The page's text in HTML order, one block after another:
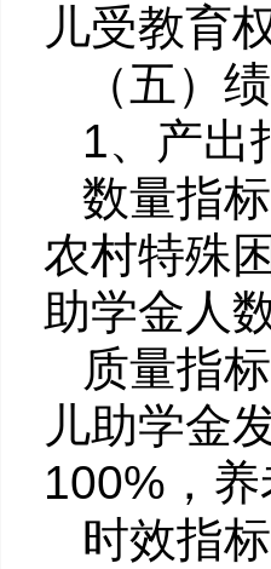
儿受教育
（五）
1、产出
数量指
农村特殊
助学金人
质量指
儿助学金
100%，
时效指